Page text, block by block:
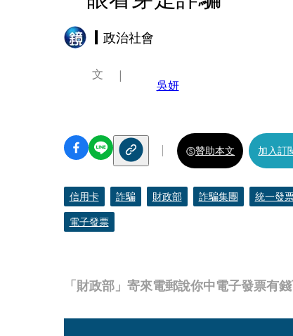
政治社會
「財政部」寄來電郵說你中電子發票有
文
吳妍
贊助本文 加入訂
信用卡 詐騙 財政部 詐騙集團 統一發
電子發票